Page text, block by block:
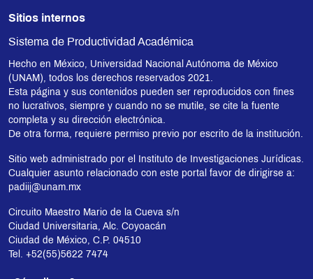
Sitios internos
Sistema de Productividad Académica
Hecho en México, Universidad Nacional Autónoma de México
(UNAM), todos los derechos reservados 2021.
Esta página y sus contenidos pueden ser reproducidos con fines
no lucrativos, siempre y cuando no se mutile, se cite la fuente
completa y su dirección electrónica.
De otra forma, requiere permiso previo por escrito de la institución.
Sitio web administrado por el Instituto de Investigaciones Jurídicas.
Cualquier asunto relacionado con este portal favor de dirigirse a:
padiij@unam.mx
Circuito Maestro Mario de la Cueva s/n
Ciudad Universitaria, Alc. Coyoacán
Ciudad de México, C.P. 04510
Tel. +52(55)5622 7474